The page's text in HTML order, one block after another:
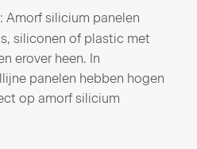
: Amorf silicium panelen
siliconen of plastic met
erover heen. In
panelen hebben hogen
op amorf silicium